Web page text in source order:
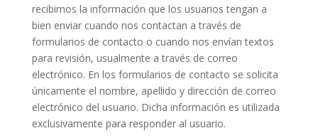
recibimos la información que los usuarios tengan a
bien enviar cuando nos contactan a través de
formularios de contacto o cuando nos envían textos
para revisión, usualmente a través de correo
electrónico. En los formularios de contacto se solicita
únicamente el nombre, apellido y dirección de correo
electrónico del usuario. Dicha información es utilizada
exclusivamente para responder al usuario.